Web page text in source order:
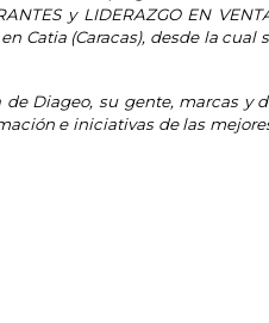
y LIDERAZGO EN
Catia (Caracas), desde la cual
Diageo, su gente, marcas y
e iniciativas de las